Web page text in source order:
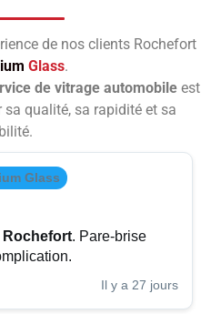
de nos clients Rochefort
Glass.
de vitrage automobileest
qualité, sa rapidité et sa
Glass
Rochefort. Pare-brise
Il y a 27 jours